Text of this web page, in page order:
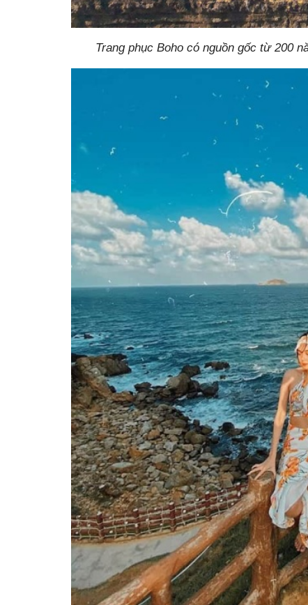
Trang phục Boho có nguồn gốc từ 200